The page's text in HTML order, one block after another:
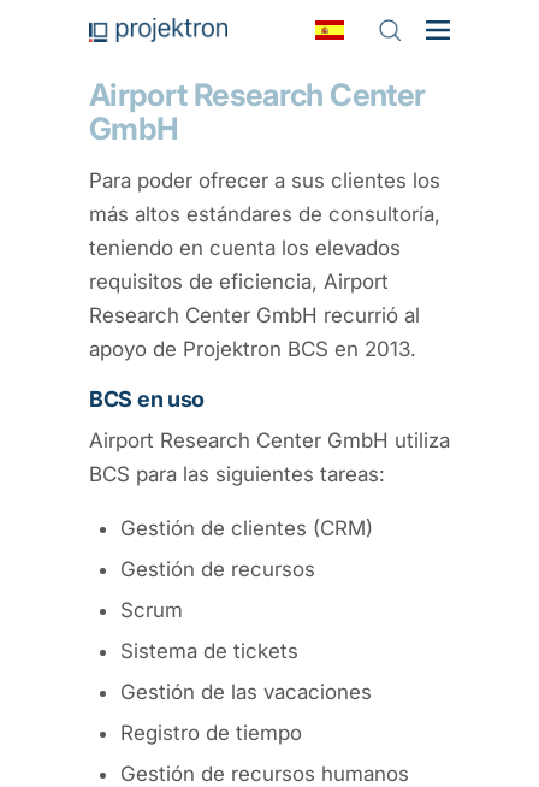
Airport Research Center
GmbH
Para poder ofrecer a sus clientes los
más altos estándares de consultoría,
teniendo en cuenta los elevados
requisitos de eficiencia, Airport
Research Center GmbH recurrió al
apoyo de Projektron BCS en 2013.
BCS en uso
Airport Research Center GmbH utiliza
BCS para las siguientes tareas:
Gestión de clientes (CRM)
Gestión de recursos
Scrum
Sistema de tickets
Gestión de las vacaciones
Registro de tiempo
Gestión de recursos humanos